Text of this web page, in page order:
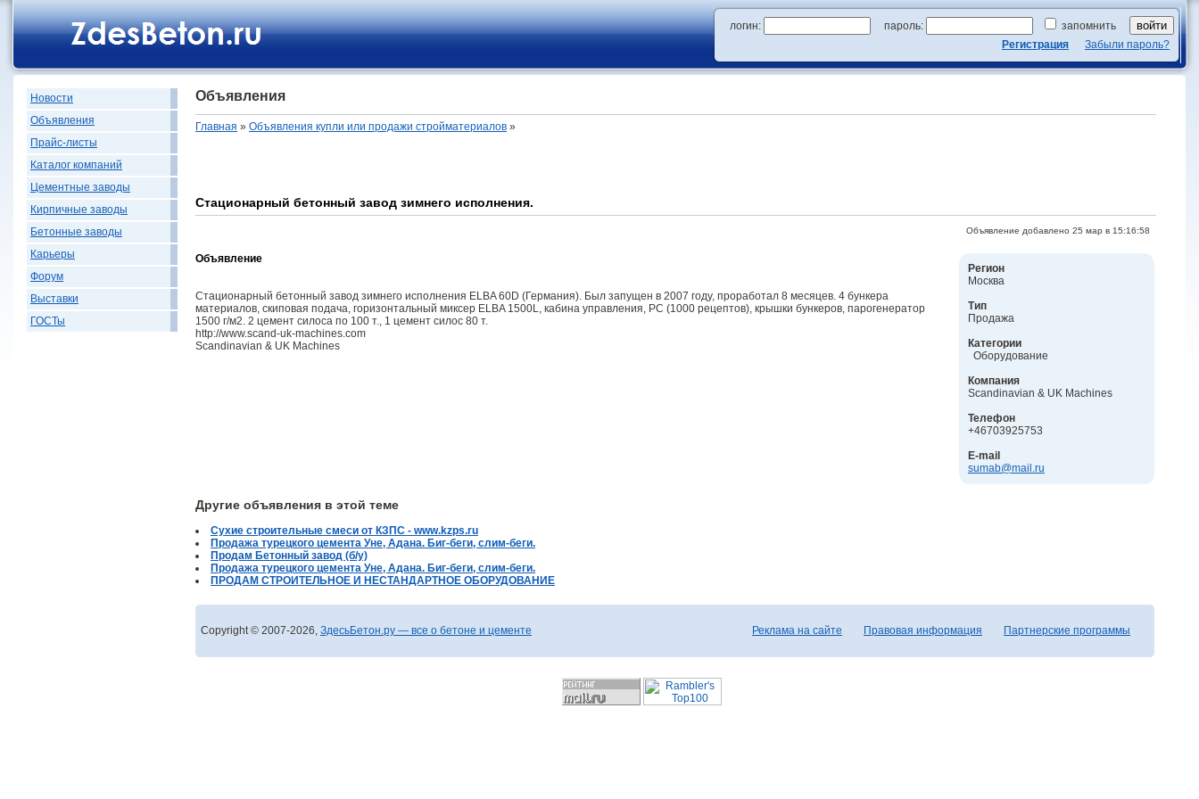
логин: пароль:
запомнить
Регистрация
Забыли пароль?
Новости
Объявления
Прайс-листы
Каталог компаний
Цементные заводы
Кирпичные заводы
Бетонные заводы
Карьеры
Форум
Выставки
ГОСТы
Объявления
Главная » Объявления купли или продажи стройматериалов »
Стационарный бетонный завод зимнего исполнения.
Объявление добавлено 25 мар в 15:16:58
Объявление
Стационарный бетонный завод зимнего исполнения ELBA 60D (Германия). Был запущен в 2007 году, проработал 8 месяцев. 4 бункера
материалов, скиповая подача, горизонтальный миксер ELBA 1500L, кабина управления, РС (1000 рецептов), крышки бункеров, парогенератор
1500 г/м2. 2 цемент силоса по 100 т., 1 цемент силос 80 т.
http://www.scand-uk-machines.com
Scandinavian & UK Machines
Регион
Москва
Тип
Продажа
Категории
Оборудование
Компания
Scandinavian & UK Machines
Телефон
+46703925753
E-mail
sumab@mail.ru
Другие объявления в этой теме
Cухие строительные смеси от КЗПС - www.kzps.ru
Продажа турецкого цемента Уне, Адана. Биг-беги, слим-беги.
Продам Бетонный завод (б/у)
Продажа турецкого цемента Уне, Адана. Биг-беги, слим-беги.
ПРОДАМ СТРОИТЕЛЬНОЕ И НЕСТАНДАРТНОЕ ОБОРУДОВАНИЕ
Copyright © 2007-2026, ЗдесьБетон.ру — все о бетоне и цементе Реклама на сайте Правовая информация Партнерские программы